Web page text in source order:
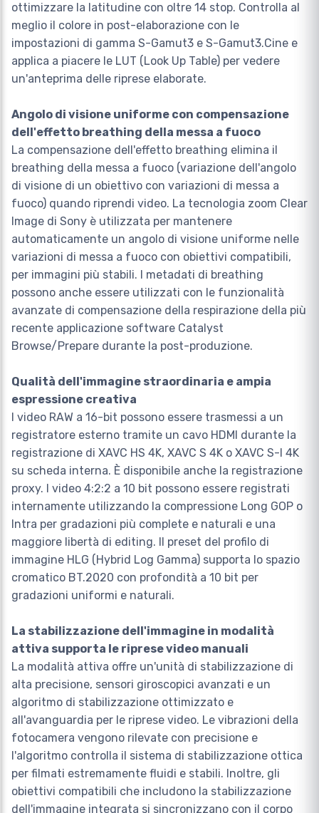
ottimizzare la latitudine con oltre 14 stop. Controlla al
meglio il colore in post-elaborazione con le
impostazioni di gamma S-Gamut3 e S-Gamut3.Cine e
applica a piacere le LUT (Look Up Table) per vedere
un'anteprima delle riprese elaborate.
Angolo di visione uniforme con compensazione
dell'effetto breathing della messa a fuoco
La compensazione dell'effetto breathing elimina il
breathing della messa a fuoco (variazione dell'angolo
di visione di un obiettivo con variazioni di messa a
fuoco) quando riprendi video. La tecnologia zoom Clear
Image di Sony è utilizzata per mantenere
automaticamente un angolo di visione uniforme nelle
variazioni di messa a fuoco con obiettivi compatibili,
per immagini più stabili. I metadati di breathing
possono anche essere utilizzati con le funzionalità
avanzate di compensazione della respirazione della più
recente applicazione software Catalyst
Browse/Prepare durante la post-produzione.
Qualità dell'immagine straordinaria e ampia
espressione creativa
I video RAW a 16-bit possono essere trasmessi a un
registratore esterno tramite un cavo HDMI durante la
registrazione di XAVC HS 4K, XAVC S 4K o XAVC S-I 4K
su scheda interna. È disponibile anche la registrazione
proxy. I video 4:2:2 a 10 bit possono essere registrati
internamente utilizzando la compressione Long GOP o
Intra per gradazioni più complete e naturali e una
maggiore libertà di editing. Il preset del profilo di
immagine HLG (Hybrid Log Gamma) supporta lo spazio
cromatico BT.2020 con profondità a 10 bit per
gradazioni uniformi e naturali.
La stabilizzazione dell'immagine in modalità
attiva supporta le riprese video manuali
La modalità attiva offre un'unità di stabilizzazione di
alta precisione, sensori giroscopici avanzati e un
algoritmo di stabilizzazione ottimizzato e
all'avanguardia per le riprese video. Le vibrazioni della
fotocamera vengono rilevate con precisione e
l'algoritmo controlla il sistema di stabilizzazione ottica
per filmati estremamente fluidi e stabili. Inoltre, gli
obiettivi compatibili che includono la stabilizzazione
dell'immagine integrata si sincronizzano con il corpo